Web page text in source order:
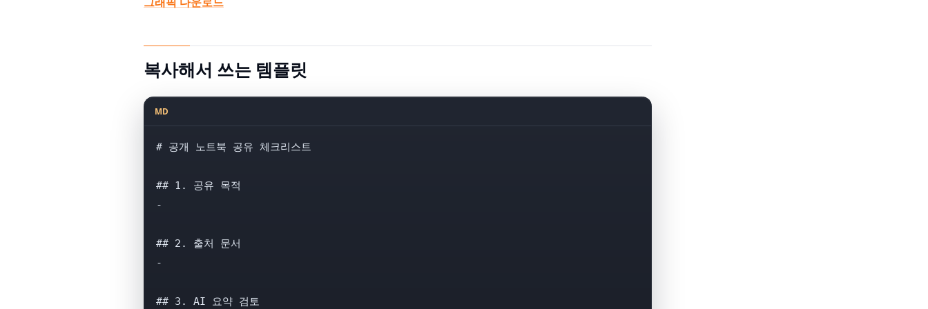
복사해서 쓰는 템플릿
MD
# 공개 노트북 공유 체크리스트
## 1. 공유 목적
-
## 2. 출처 문서
-
## 3. AI 요약 검토